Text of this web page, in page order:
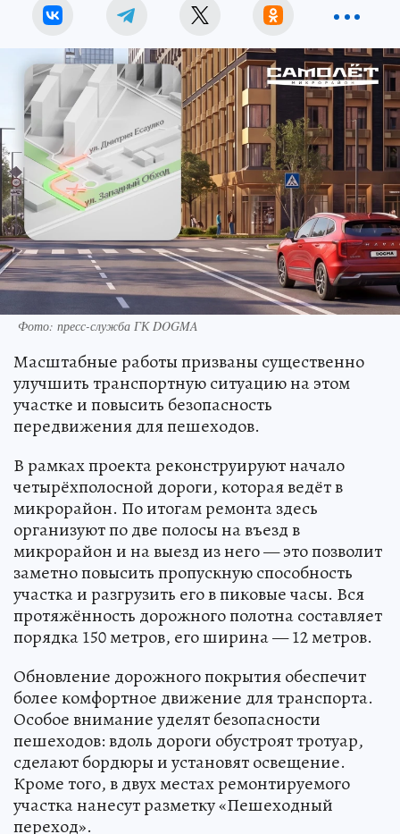
Фото: пресс-служба ГК DOGMA
Масштабные работы призваны существенно
улучшить транспортную ситуацию на этом
участке и повысить безопасность
передвижения для пешеходов.
В рамках проекта реконструируют начало
четырёхполосной дороги, которая ведёт в
микрорайон. По итогам ремонта здесь
организуют по две полосы на въезд в
микрорайон и на выезд из него — это позволит
заметно повысить пропускную способность
участка и разгрузить его в пиковые часы. Вся
протяжённость дорожного полотна составляет
порядка 150 метров, его ширина — 12 метров.
Обновление дорожного покрытия обеспечит
более комфортное движение для транспорта.
Особое внимание уделят безопасности
пешеходов: вдоль дороги обустроят тротуар,
сделают бордюры и установят освещение.
Кроме того, в двух местах ремонтируемого
участка нанесут разметку «Пешеходный
переход».